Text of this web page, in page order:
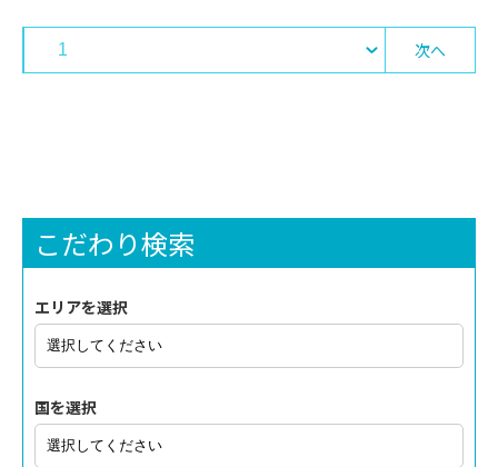
次へ
こだわり検索
エリアを選択
国を選択